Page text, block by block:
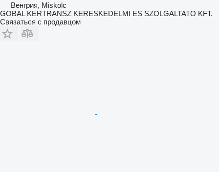
Венгрия, Miskolc
GOBAL KERTRANSZ KERESKEDELMI ES SZOLGALTATO KFT.
Связаться с продавцом